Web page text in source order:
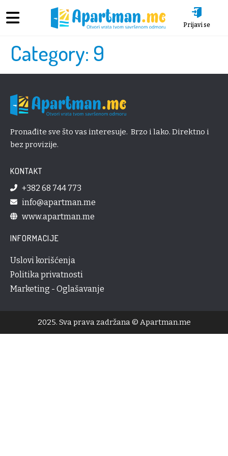
Prijavi se
Category: 9
Pronađite sve što vas interesuje. Brzo i lako. Direktno i
bez provizije.
KONTAKT
+382 68 744 773
info@apartman.me
www.apartman.me
INFORMACIJE
Uslovi korišćenja
Politika privatnosti
Marketing - Oglašavanje
2025. Sva prava zadržana © Apartman.me